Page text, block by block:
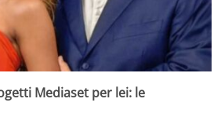
Mediaset per lei: le